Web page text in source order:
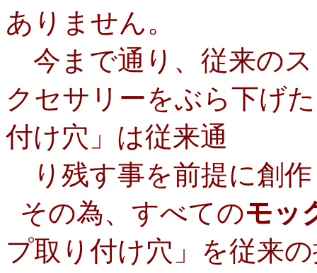
ありません。
今まで通り、従来の
クセサリーをぶら下げ
付け穴」は従来通
り残す事を前提に創
その為、すべてのモッ
プ取り付け穴」を従来